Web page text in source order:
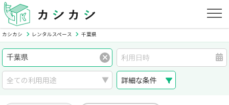
カシカシ レンタルスペース 千葉県
詳細な条件